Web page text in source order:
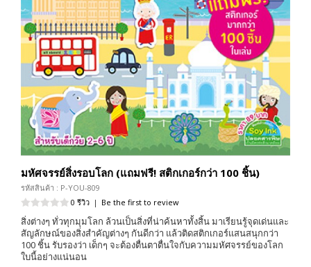
มหัศจรรย์สิ่งรอบโลก (แถมฟรี! สติกเกอร์กว่า 100 ชิ้น)
รหัสสินค้า : P-YOU-809
0 รีวิว | Be the first to review
สิ่งต่างๆ ทั่วทุกมุมโลก ล้วนเป็นสิ่งที่น่าค้นหาทั้งสิ้น มาเรียนรู้จุดเด่นและ
สัญลักษณ์ของสิ่งสำคัญต่างๆ กันดีกว่า แล้วติดสติกเกอร์แสนสนุกกว่า
100 ชิ้น รับรองว่า เด็กๆ จะต้องตื่นตาตื่นใจกับความมหัศจรรย์ของโลก
ใบนี้อย่างแน่นอน